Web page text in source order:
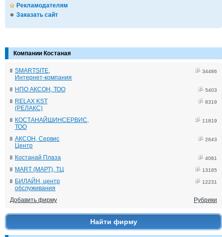
Рекламодателям
Заказать сайт
Компании Костаная
SMARTSITE,
Интернет-компания
34486
НПО АКСОН, ТОО 5403
RELAX KST
(РЕЛАКС)
8319
КОСТАНАЙШИНСЕРВИС,
ТОО
11819
АКСОН, Сервис
Центр
2643
Костанай Плаза 4081
MART (МАРТ), ТЦ 13185
БИЛАЙН, центр
обслуживания
12231
Добавить фирму Рубрики
Найти фирму